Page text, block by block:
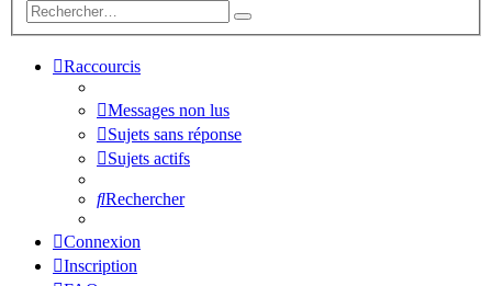
Raccourcis
Messages non lus
Sujets sans réponse
Sujets actifs
Rechercher
Connexion
Inscription